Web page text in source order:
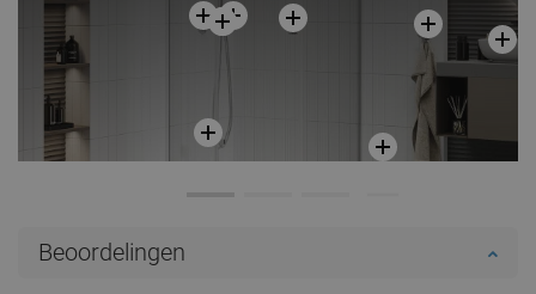
Beoordelingen